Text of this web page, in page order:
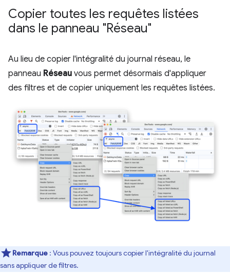
Copier toutes les requêtes listées
dans le panneau "Réseau"
Au lieu de copier l'intégralité du journal réseau, le
panneau Réseau vous permet désormais d'appliquer
des filtres et de copier uniquement les requêtes listées.
Remarque : Vous pouvez toujours copier l'intégralité du journal
sans appliquer de filtres.